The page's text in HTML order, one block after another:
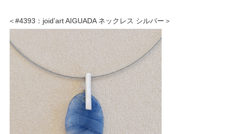
＜#4393：joid’art AIGUADA ネックレス シルバー＞